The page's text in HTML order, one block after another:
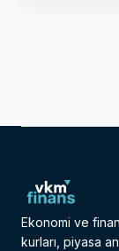
Ekonomi ve
kurları, piyasa